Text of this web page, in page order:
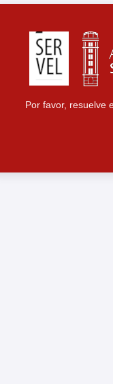
Por favor, resuelve